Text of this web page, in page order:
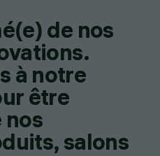
de nos
à notre
être
nos
salons